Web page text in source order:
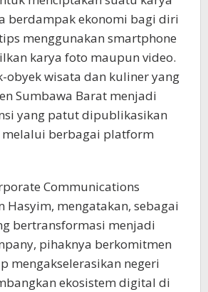
berdampak ekonomi bagi diri
menggunakan smartphone
karya foto maupun video.
obyek wisata dan kuliner yang
Sumbawa Barat menjadi
yang patut dipublikasikan
melalui berbagai platform
Communications
Hasyim, mengatakan, sebagai
bertransformasi menjadi
pihaknya berkomitmen
mengakselerasikan negeri
ekosistem digital di